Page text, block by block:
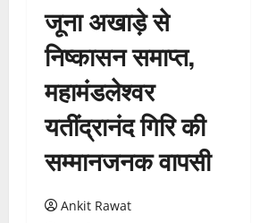
जूना अखाड़े से
निष्कासन समाप्त,
महामंडलेश्वर
यतींद्रानंद गिरि की
सम्मानजनक वापसी
Ankit Rawat